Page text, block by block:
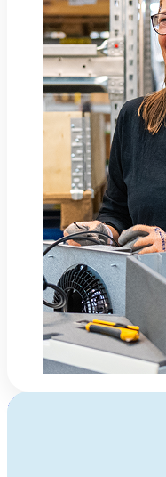
About Flexit
We have over 50 years of